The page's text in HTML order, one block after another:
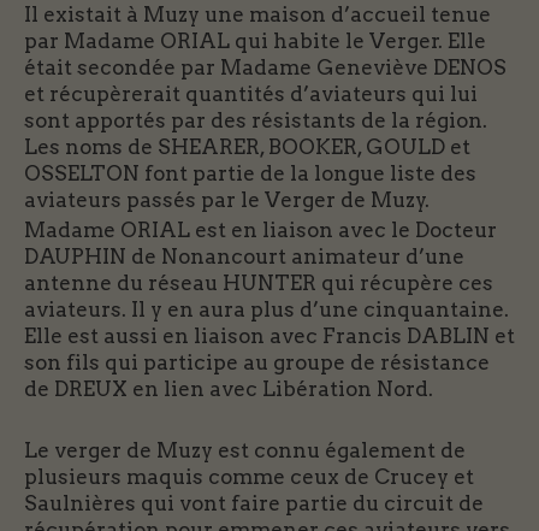
Il existait à Muzy une maison d’accueil tenue
par Madame ORIAL qui habite le Verger. Elle
était secondée par Madame Geneviève DENOS
et récupèrerait quantités d’aviateurs qui lui
sont apportés par des résistants de la région.
Les noms de SHEARER, BOOKER, GOULD et
OSSELTON font partie de la longue liste des
aviateurs passés par le Verger de Muzy.
Madame ORIAL est en liaison avec le Docteur
DAUPHIN de Nonancourt animateur d’une
antenne du réseau HUNTER qui récupère ces
aviateurs. Il y en aura plus d’une cinquantaine.
Elle est aussi en liaison avec Francis DABLIN et
son fils qui participe au groupe de résistance
de DREUX en lien avec Libération Nord.
Le verger de Muzy est connu également de
plusieurs maquis comme ceux de Crucey et
Saulnières qui vont faire partie du circuit de